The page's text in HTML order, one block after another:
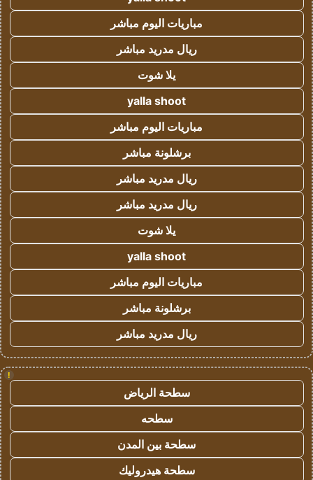
مباريات اليوم مباشر
ريال مدريد مباشر
يلا شوت
yalla shoot
مباريات اليوم مباشر
برشلونة مباشر
ريال مدريد مباشر
ريال مدريد مباشر
يلا شوت
yalla shoot
مباريات اليوم مباشر
برشلونة مباشر
ريال مدريد مباشر
!
سطحة الرياض
سطحه
سطحة بين المدن
سطحة هيدروليك